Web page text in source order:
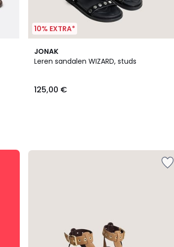
10% EXTRA*
JONAK
Leren sandalen WIZARD, studs
125,00 €